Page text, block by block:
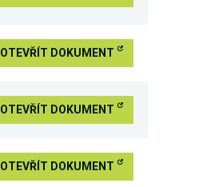
OTEVŘÍT DOKUMENT
OTEVŘÍT DOKUMENT
OTEVŘÍT DOKUMENT